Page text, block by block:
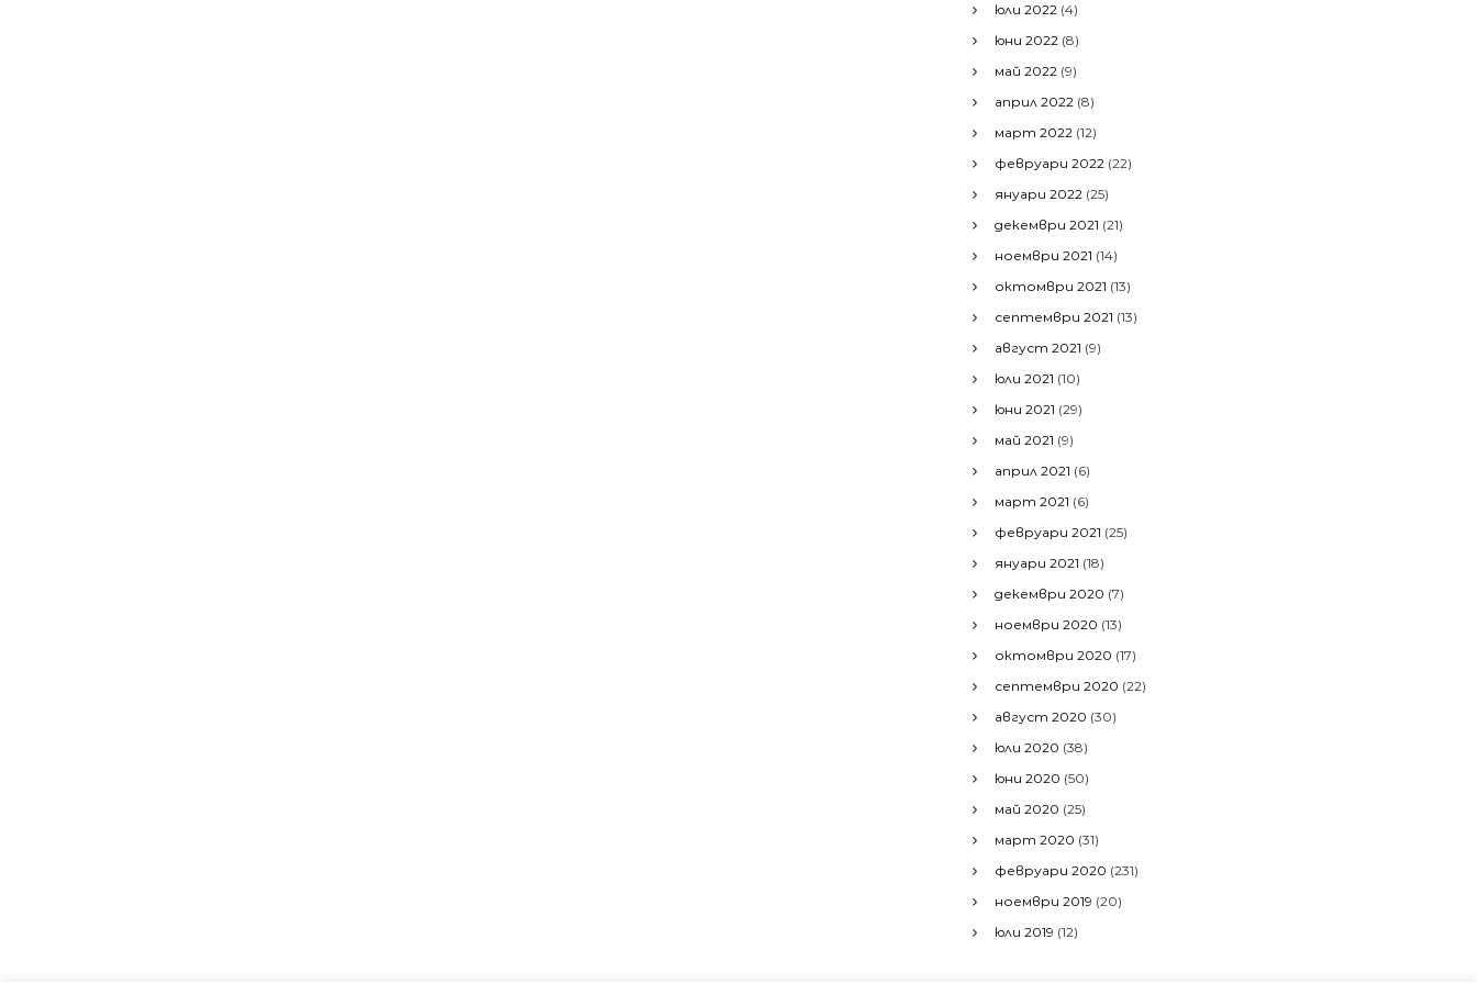
юли 2022 (4)
юни 2022 (8)
май 2022 (9)
април 2022 (8)
март 2022 (12)
февруари 2022 (22)
януари 2022 (25)
декември 2021 (21)
ноември 2021 (14)
октомври 2021 (13)
септември 2021 (13)
август 2021 (9)
юли 2021 (10)
юни 2021 (29)
май 2021 (9)
април 2021 (6)
март 2021 (6)
февруари 2021 (25)
януари 2021 (18)
декември 2020 (7)
ноември 2020 (13)
октомври 2020 (17)
септември 2020 (22)
август 2020 (30)
юли 2020 (38)
юни 2020 (50)
май 2020 (25)
март 2020 (31)
февруари 2020 (231)
ноември 2019 (20)
юли 2019 (12)